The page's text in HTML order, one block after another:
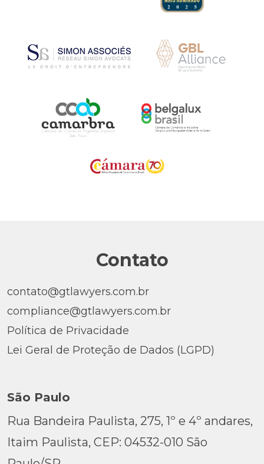
Contato
contato@gtlawyers.com.br
compliance@gtlawyers.com.br
Política de Privacidade
Lei Geral de Proteção de Dados (LGPD)
São Paulo
Rua Bandeira Paulista, 275, 1º e 4º andares,
Itaim Paulista, CEP: 04532-010 São